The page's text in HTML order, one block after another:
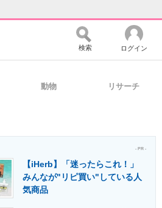
マーケ×ITの今がよく分かる
検索 ログイン
動物 リサーチ
- PR -
【iHerb】「迷ったらこれ！」
みんなが"リピ買い"している人
気商品